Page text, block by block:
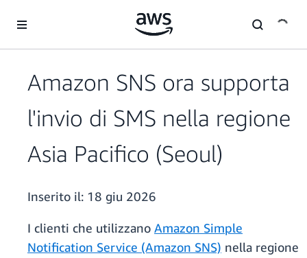
Amazon SNS ora supporta
l'invio di SMS nella regione
Asia Pacifico (Seoul)
Inserito il: 18 giu 2026
I clienti che utilizzano Amazon Simple
Notification Service (Amazon SNS) nella regione